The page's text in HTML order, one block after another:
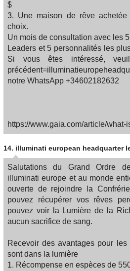
$
3. Une maison de rêve
choix.
Un mois de consultation avec les
Leaders et 5 personnalités les
Si vous êtes intéressé,
notre WhatsApp +34602182632
https://www.gaia.com/article/what-
14. illuminati european headquarter
Salutations du Grand Ordre
illuminati europe et au monde
ouverte de rejoindre la
pouvez récupérer vos rêves
pouvez voir la Lumière de la
aucun sacrifice de sang.
Recevoir des avantages pour
sont dans la lumière
1. Récompense en espèces de